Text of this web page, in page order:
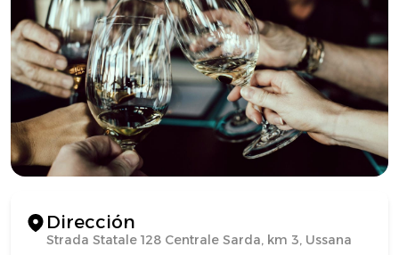
Dirección
Strada Statale 128 Centrale Sarda, km 3, Ussana